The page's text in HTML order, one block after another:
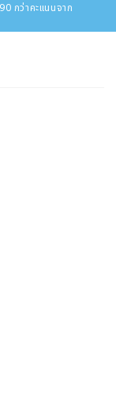
กว่าคะแนนจาก